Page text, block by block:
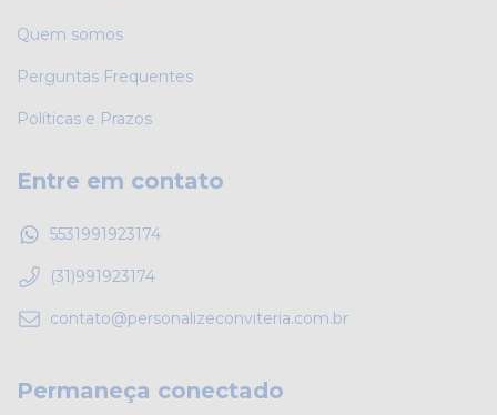
Quem somos
Perguntas Frequentes
Políticas e Prazos
Entre em contato
5531991923174
(31)991923174
contato@personalizeconviteria.com.br
Permaneça conectado